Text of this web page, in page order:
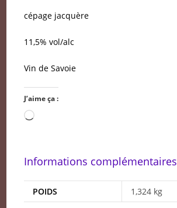
cépage jacquère
11,5% vol/alc
Vin de Savoie
J’aime ça :
Chargement…
Informations complémentaires
POIDS 1,324 kg